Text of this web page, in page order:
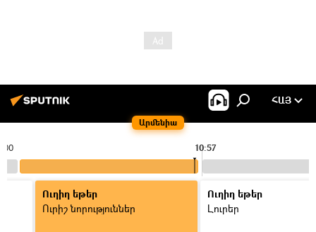
Արմենիա
ՀԱՅ
10:57
Ուղիղ եթեր
Ուրիշ նորություններ
Ուղիղ եթեր
Լուրեր